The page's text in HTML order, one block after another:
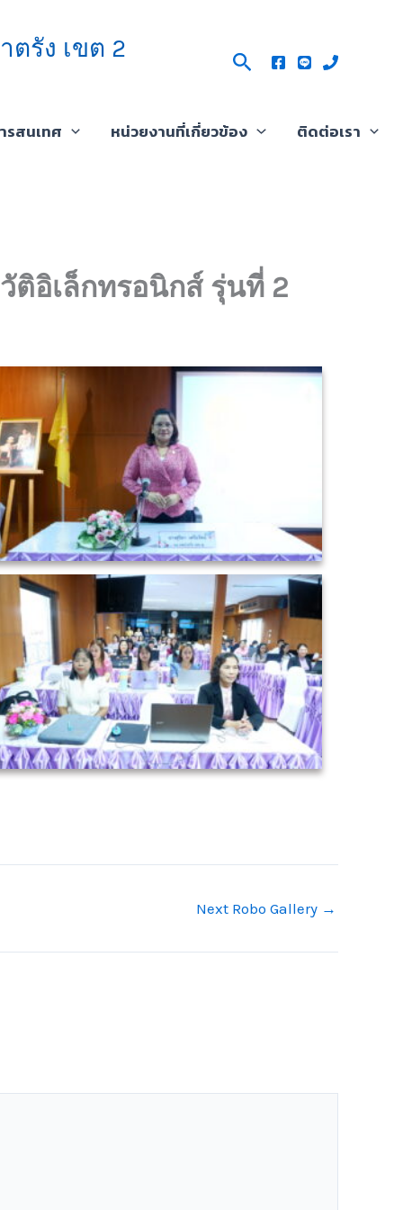
รัง เขต 2 Search
สนเทศ หน่วยงานที่เกี่ยวข้อง ติดต่อเรา
ติอิเล็กทรอนิกส์ รุ่นที่ 2
Next Robo Gallery →